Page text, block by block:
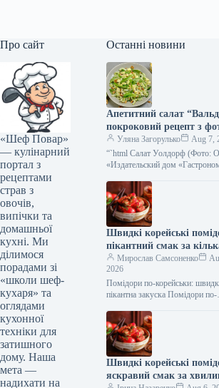
Про сайт
«Шеф Повар»
— кулінарний
портал з
рецептами
страв з
овочів,
випічки та
домашньої
кухні. Ми
ділимося
порадами зі
«школи шеф-
кухаря» та
оглядами
кухонної
техніки для
затишного
дому. Наша
мета —
надихати на
Останні новини
Апетитний салат
покроковий рецепт з
Уляна Загорулько
Aug 7,
“`html Салат Уолдорф (Фото:
«Издательский дом
справжня знахідка для тих, хто
свіжість,…
Швидкі корейські
пікантний смак за
хвилин, покроковий
фото
Мирослав Самсоненко
2026
Помідори по-корейськи:
пікантна закуска Помідори по-
Помідори по-корейськи – це
приголомшлива закуска, яка
сподобається…
Швидкі корейські
яскравий смак за